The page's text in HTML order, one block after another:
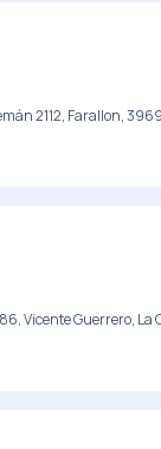
2112, Farallon,
Vicente Guerrero,